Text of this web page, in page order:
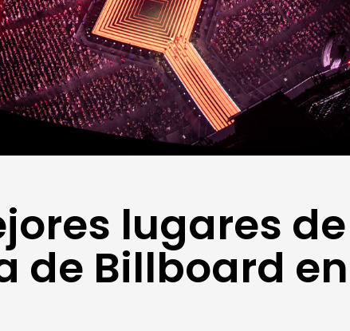
lugares de
de Billboard